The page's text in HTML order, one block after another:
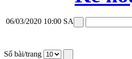
06/03/2020 10:00 SA
Số bài/trang